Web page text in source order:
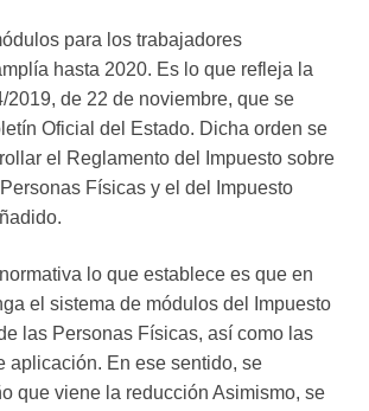
para los trabajadores
hasta 2020. Es lo que refleja la
2019, de 22 de noviembre, que se
Oficial del Estado. Dicha orden se
el Reglamento del Impuesto sobre
Físicas y el del Impuesto
lo que establece es que en
el sistema de módulos del Impuesto
las Personas Físicas, así como las
aplicación. En ese sentido, se
que viene la reducción Asimismo, se